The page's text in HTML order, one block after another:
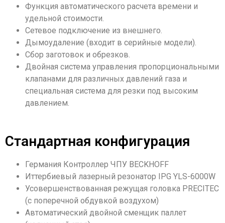
Функция автоматического расчета времени и
удельной стоимости.
Сетевое подключение из внешнего.
Дымоудаление (входит в серийные модели).
Сбор заготовок и обрезков.
Двойная система управления пропорциональными
клапанами для различных давлений газа и
специальная система для резки под высоким
давлением.
Стандартная конфигурация​
Германия Контроллер ЧПУ BECKHOFF
Иттербиевый лазерный резонатор IPG YLS-6000W
Усовершенствованная режущая головка PRECITEC
(с поперечной обдувкой воздухом)
Автоматический двойной сменщик паллет